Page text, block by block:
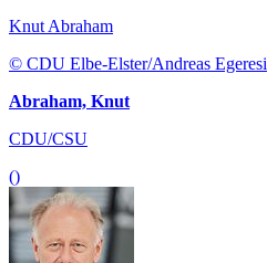
Knut Abraham
© CDU Elbe-Elster/Andreas Egeresi
Abraham, Knut
CDU/CSU
()